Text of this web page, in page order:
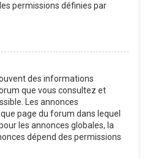
permissions définies par
des informations
que vous consultez et
Les annonces
page du forum dans lequel
les annonces globales, la
dépend des permissions